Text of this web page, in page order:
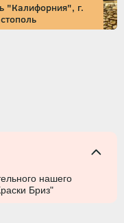
"Калифорния", г.
нашего
Бриз"